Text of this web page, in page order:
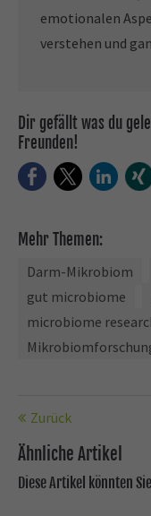
emotionalen
verstehen und
Dir gefällt was du
Freunden!
FacebookTwitter
Mehr Themen:
Darm-Mikrobiom
gut microbiome
microbiome
Zurück
Ähnliche Artikel
Diese Artikel könnten